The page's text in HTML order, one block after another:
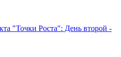
"Точки Роста": День второй -